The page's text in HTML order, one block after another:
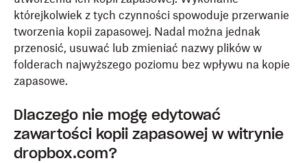
którejkolwiek z tych czynności spowoduje przerwanie
tworzenia kopii zapasowej. Nadal można jednak
przenosić, usuwać lub zmieniać nazwy plików w
folderach najwyższego poziomu bez wpływu na kopie
zapasowe.
Dlaczego nie mogę edytować
zawartości kopii zapasowej w witrynie
dropbox.com?